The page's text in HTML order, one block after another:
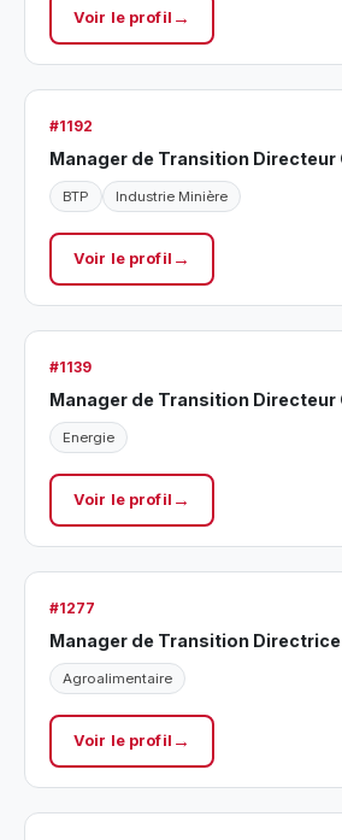
Voir le profil
#1192
Manager de Transition
BTP Industrie Minière
Voir le profil
#1139
Manager de Transition
Energie
Voir le profil
#1277
Manager de Transition
Agroalimentaire
Voir le profil